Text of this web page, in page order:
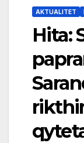
AKTUALITET
Hita: